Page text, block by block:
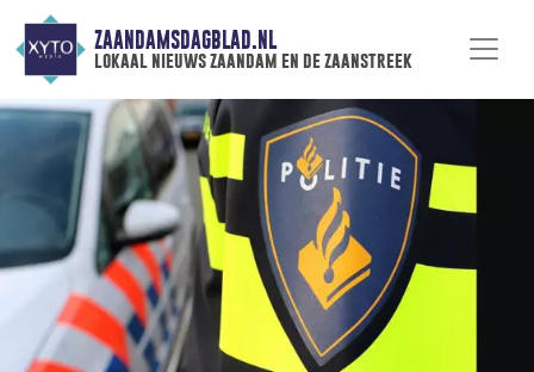
ZAANDAMSDAGBLAD.NL
lokaal nieuws zaandam en de zaanstreek